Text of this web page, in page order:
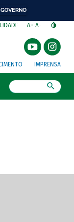
A+ A-
IMPRENSA